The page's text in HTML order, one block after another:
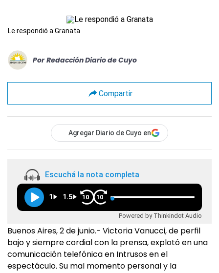
Le respondió a Granata
Por Redacción Diario de Cuyo
Compartir
Agregar Diario de Cuyo en
Escuchá la nota completa
1 1.5 10 10
Powered by Thinkindot Audio
Buenos Aires, 2 de junio.- Victoria Vanucci, de perfil
bajo y siempre cordial con la prensa, explotó en una
comunicación telefónica en Intrusos en el
espectáculo. Su mal momento personal y la